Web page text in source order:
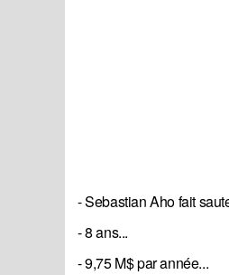
- Sebastian Aho fait
- 8 ans...
- 9,75 M$ par année...